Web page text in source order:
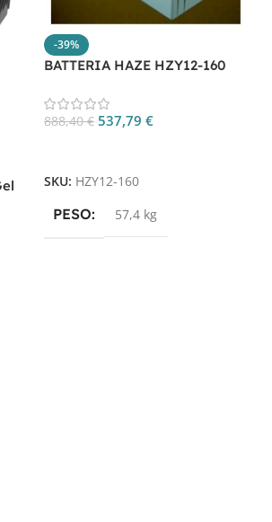
-39%
BATTERIA HAZE HZY12-160
888,40€ 537,79€
SKU: HZY12-160
PESO 57,4 kg